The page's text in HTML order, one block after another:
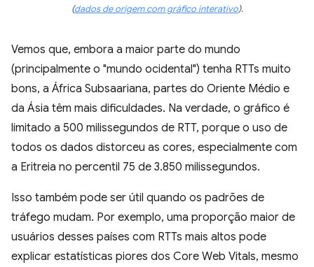
(dados de origem com gráfico interativo).
Vemos que, embora a maior parte do mundo
(principalmente o "mundo ocidental") tenha RTTs muito
bons, a África Subsaariana, partes do Oriente Médio e
da Ásia têm mais dificuldades. Na verdade, o gráfico é
limitado a 500 milissegundos de RTT, porque o uso de
todos os dados distorceu as cores, especialmente com
a Eritreia no percentil 75 de 3.850 milissegundos.
Isso também pode ser útil quando os padrões de
tráfego mudam. Por exemplo, uma proporção maior de
usuários desses países com RTTs mais altos pode
explicar estatísticas piores dos Core Web Vitals, mesmo